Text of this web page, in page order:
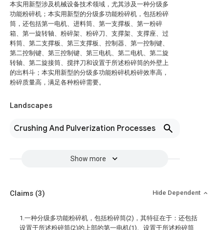
本实用新型涉及机械设备技术领域，尤其涉及一种分级多
功能粉碎机；本实用新型的分级多功能粉碎机，包括粉碎
筒，还包括第一电机、进料筒、第一支撑板、第一粉碎
箱、第一旋转轴、粉碎架、粉碎刀、支撑架、支撑座、过
料筒、第二支撑板、第三支撑板、控制器、第一控制键、
第二控制键、第三控制键、第三电机、第二电机、第二旋
转轴、第二旋接筒、搅拌刀和设置于所述粉碎筒的外壁上
的出料斗；本实用新型的分级多功能粉碎机粉碎效率高，
粉碎质量高，满足各种粉碎需要。
Landscapes
Crushing And Pulverization Processes
Show more
Claims (3) Hide Dependent
1.一种分级多功能粉碎机，包括粉碎筒(2)，其特征在于：还包括
设置于所述粉碎筒(2)的上部的第一电机(1)、设置于所述粉碎筒